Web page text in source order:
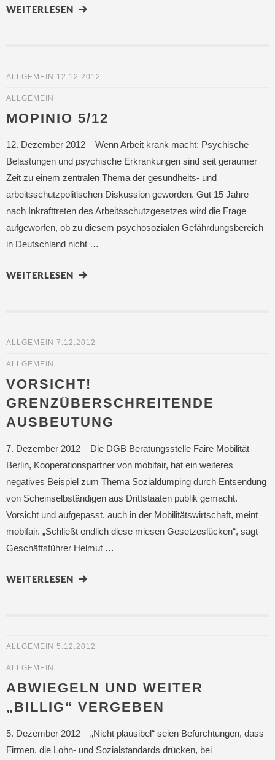
WEITERLESEN
ALLGEMEIN 12.12.2012
ALLGEMEIN
MOPINIO 5/12
12. Dezember 2012 – Wenn Arbeit krank macht: Psychische
Belastungen und psychische Erkrankungen sind seit geraumer
Zeit zu einem zentralen Thema der gesundheits- und
arbeitsschutzpolitischen Diskussion geworden. Gut 15 Jahre
nach Inkrafttreten des Arbeitsschutzgesetzes wird die Frage
aufgeworfen, ob zu diesem psychosozialen Gefährdungsbereich
in Deutschland nicht …
WEITERLESEN
ALLGEMEIN 7.12.2012
ALLGEMEIN
VORSICHT!
GRENZÜBERSCHREITENDE
AUSBEUTUNG
7. Dezember 2012 – Die DGB Beratungsstelle Faire Mobilität
Berlin, Kooperationspartner von mobifair, hat ein weiteres
negatives Beispiel zum Thema Sozialdumping durch Entsendung
von Scheinselbständigen aus Drittstaaten publik gemacht.
Vorsicht und aufgepasst, auch in der Mobilitätswirtschaft, meint
mobifair. „Schließt endlich diese miesen Gesetzeslücken“, sagt
Geschäftsführer Helmut …
WEITERLESEN
ALLGEMEIN 5.12.2012
ALLGEMEIN
ABWIEGELN UND WEITER
„BILLIG“ VERGEBEN
5. Dezember 2012 – „Nicht plausibel“ seien Befürchtungen, dass
Firmen, die Lohn- und Sozialstandards drücken, bei